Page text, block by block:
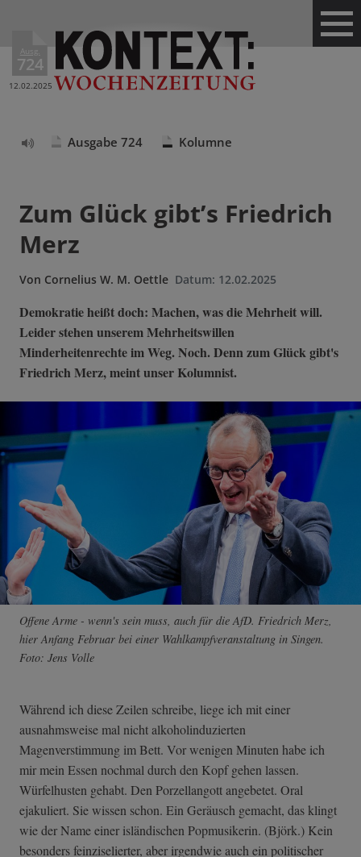
Ausg.
724
12.02.2025
Ausgabe 724 Kolumne
Zum Glück gibt’s Friedrich
Merz
Von Cornelius W. M. Oettle Datum: 12.02.2025
Demokratie heißt doch: Machen, was die Mehrheit will.
Leider stehen unserem Mehrheitswillen
Minderheitenrechte im Weg. Noch. Denn zum Glück gibt's
Friedrich Merz, meint unser Kolumnist.
Offene Arme - wenn's sein muss, auch für die AfD. Friedrich Merz,
hier Anfang Februar bei einer Wahlkampfveranstaltung in Singen.
Foto: Jens Volle
Während ich diese Zeilen schreibe, liege ich mit einer
ausnahmsweise mal nicht alkoholinduzierten
Magenverstimmung im Bett. Vor wenigen Minuten habe ich
mir mein Essen nochmal durch den Kopf gehen lassen.
Würfelhusten gehabt. Den Porzellangott angebetet. Oral
ejakuliert. Sie wissen schon. Ein Geräusch gemacht, das klingt
wie der Name einer isländischen Popmusikerin. (Björk.) Kein
besonders feinziselierter, aber irgendwie auch ein politischer